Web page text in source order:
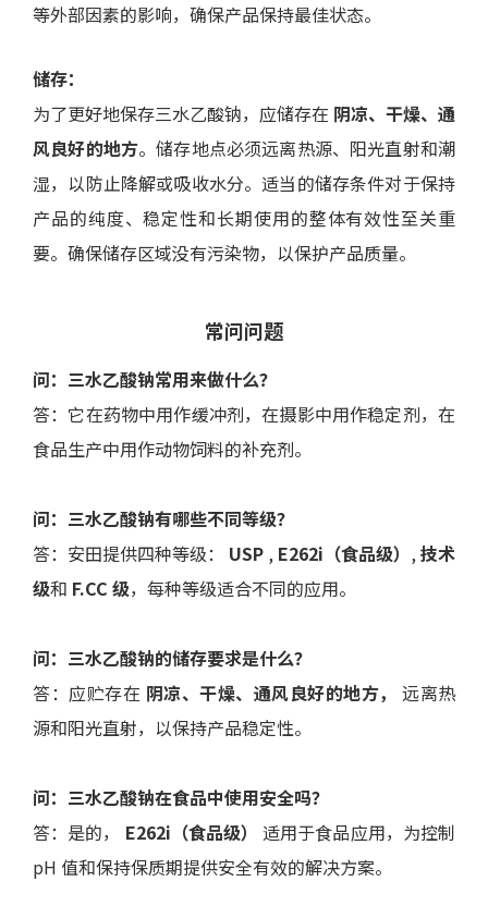
等外部因素的影响，确保产品保持最佳状态。
储存：
为了更好地保存三水乙酸钠，应储存在 阴凉、干燥、通
风良好的地方。储存地点必须远离热源、阳光直射和潮
湿，以防止降解或吸收水分。适当的储存条件对于保持
产品的纯度、稳定性和长期使用的整体有效性至关重
要。确保储存区域没有污染物，以保护产品质量。
常问问题
问：三水乙酸钠常用来做什么？
答：它在药物中用作缓冲剂，在摄影中用作稳定剂，在
食品生产中用作动物饲料的补充剂。
问：三水乙酸钠有哪些不同等级？
答：安田提供四种等级： USP , E262i（食品级） ,技术
级和 F.CC 级，每种等级适合不同的应用。
问：三水乙酸钠的储存要求是什么？
答：应贮存在 阴凉、干燥、通风良好的地方，
远离热
源和阳光直射，以保持产品稳定性。
问：三水乙酸钠在食品中使用安全吗？
答：是的， E262i（食品级）
适用于食品应用，为控制
pH 值和保持保质期提供安全有效的解决方案。